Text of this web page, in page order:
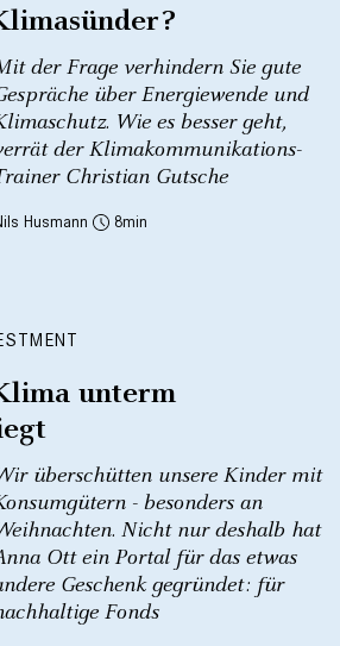
der Frage verhindern Sie gute
über Energiewende und
Wie es besser geht,
der Klimakommunikations-
Christian Gutsche
Husmann 8
unterm
überschütten unsere Kinder mit
- besonders an
Nicht nur deshalb hat
Ott ein Portal für das etwas
Geschenk gegründet: für
Fonds